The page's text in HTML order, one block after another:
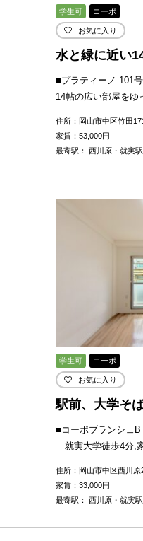
学生可 コーポ
お気に入り
水と緑に近い
■プラティーノ 101号
14帖の広い部屋をゆ
住所：岡山市中区竹田
家賃： 53,000円
最寄駅： 西川原・就実駅
学生可 コーポ
お気に入り
駅前、大学そ
■コーポブランシェB
就実大学徒歩4分,
住所：岡山市中区西川原
家賃： 33,000円
最寄駅： 西川原・就実駅